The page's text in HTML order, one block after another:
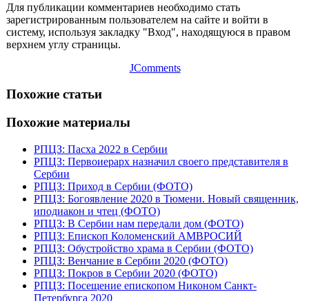
Для публикации комментариев необходимо стать
зарегистрированным пользователем на сайте и войти в
систему, используя закладку "Вход", находящуюся в правом
верхнем углу страницы.
JComments
Похожие статьи
Похожие материалы
РПЦЗ: Пасха 2022 в Сербии
РПЦЗ: Первоиерарх назначил своего представителя в
Сербии
РПЦЗ: Приход в Сербии (ФОТО)
РПЦЗ: Богоявление 2020 в Тюмени. Новый священник,
иподиакон и чтец (ФОТО)
РПЦЗ: В Сербии нам передали дом (ФОТО)
РПЦЗ: Епископ Коломенский АМВРОСИЙ
РПЦЗ: Обустройство храма в Сербии (ФОТО)
РПЦЗ: Венчание в Сербии 2020 (ФОТО)
РПЦЗ: Покров в Сербии 2020 (ФОТО)
РПЦЗ: Посещение епископом Никоном Санкт-
Петербурга 2020